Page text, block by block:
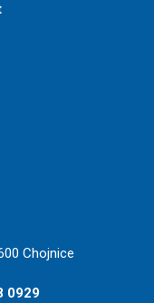
Chojnice
0929